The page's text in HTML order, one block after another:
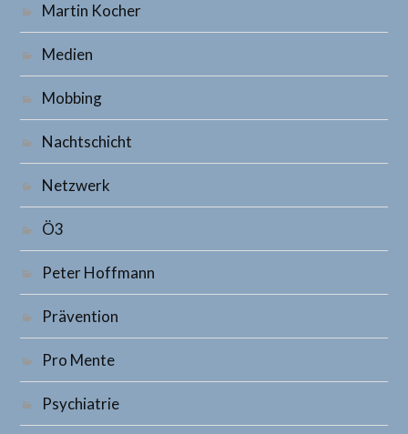
Martin Kocher
Medien
Mobbing
Nachtschicht
Netzwerk
Ö3
Peter Hoffmann
Prävention
Pro Mente
Psychiatrie